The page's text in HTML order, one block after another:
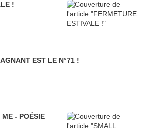
!
EST LE N°71 !
- POÉSIE